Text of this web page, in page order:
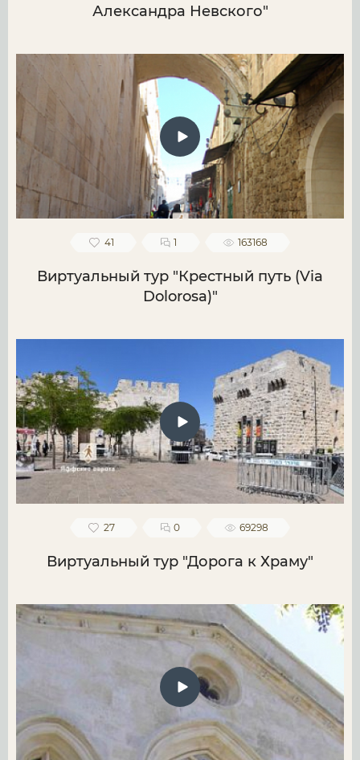
Александра Невского"
41 1 163168
Виртуальный тур "Крестный путь (Via
Dolorosa)"
27 0 69298
Виртуальный тур "Дорога к Храму"